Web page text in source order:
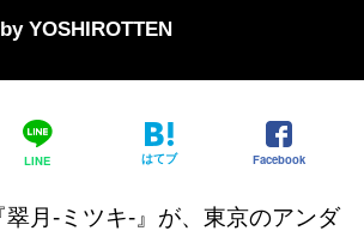
YOSHIROTTEN
LINE はてブ Facebook
月-ミツキ-』が、東京のアンダ